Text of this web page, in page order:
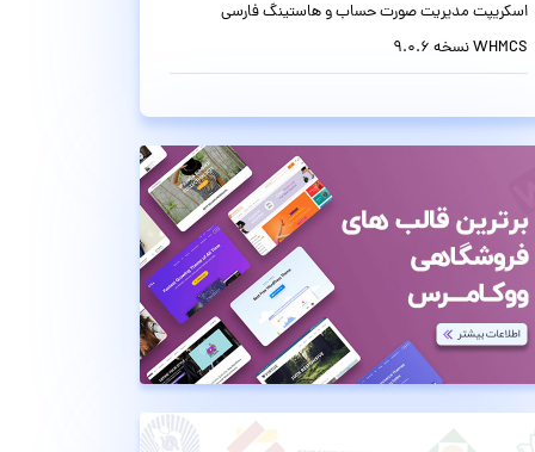
اسکریپت مدیریت صورت حساب و هاستینگ فارسی
WHMCS نسخه 9.0.6